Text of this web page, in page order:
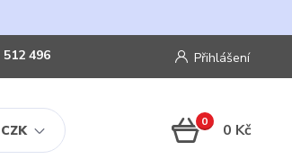
CZK
Přihlášení
512 496
0 0 Kč